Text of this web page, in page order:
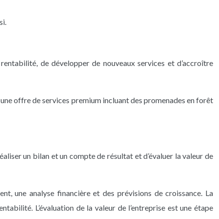
de développer de nouveaux services et d’accroître
offre de services premium incluant des promenades en forêt
un bilan et un compte de résultat et d’évaluer la valeur de
une analyse financière et des prévisions de croissance. La
L’évaluation de la valeur de l’entreprise est une étape